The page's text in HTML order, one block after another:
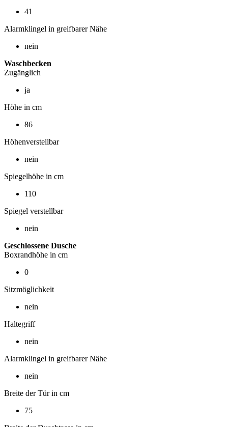
41
Alarmklingel in greifbarer Nähe
nein
Waschbecken
Zugänglich
ja
Höhe in cm
86
Höhenverstellbar
nein
Spiegelhöhe in cm
110
Spiegel verstellbar
nein
Geschlossene Dusche
Boxrandhöhe in cm
0
Sitzmöglichkeit
nein
Haltegriff
nein
Alarmklingel in greifbarer Nähe
nein
Breite der Tür in cm
75